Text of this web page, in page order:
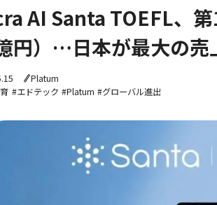
AI Santa TOEFL、
円）…日本が最大の売
Platum
#エドテック #Platum #グローバル進出